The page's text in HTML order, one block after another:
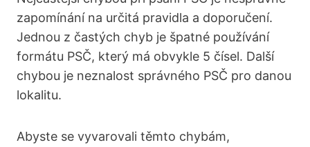
zapomínání na určitá pravidla a doporučení.
Jednou z častých chyb je špatné používání
formátu PSČ, který má obvykle 5 čísel. Další
chybou je neznalost správného PSČ pro danou
lokalitu.
Abyste se vyvarovali těmto chybám,